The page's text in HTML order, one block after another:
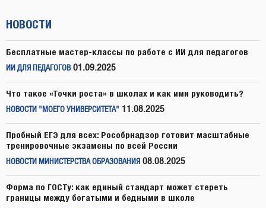
НОВОСТИ
Бесплатные мастер-классы по работе с ИИ для педагогов
ИИ ДЛЯ ПЕДАГОГОВ 01.09.2025
Что такое «Точки роста» в школах и как ими руководить?
НОВОСТИ "МОЕГО УНИВЕРСИТЕТА" 11.08.2025
Пробный ЕГЭ для всех: Рособрнадзор готовит масштабные
тренировочные экзамены по всей России
НОВОСТИ МИНИСТЕРСТВА ОБРАЗОВАНИЯ 08.08.2025
Форма по ГОСТу: как единый стандарт может стереть
границы между богатыми и бедными в школе